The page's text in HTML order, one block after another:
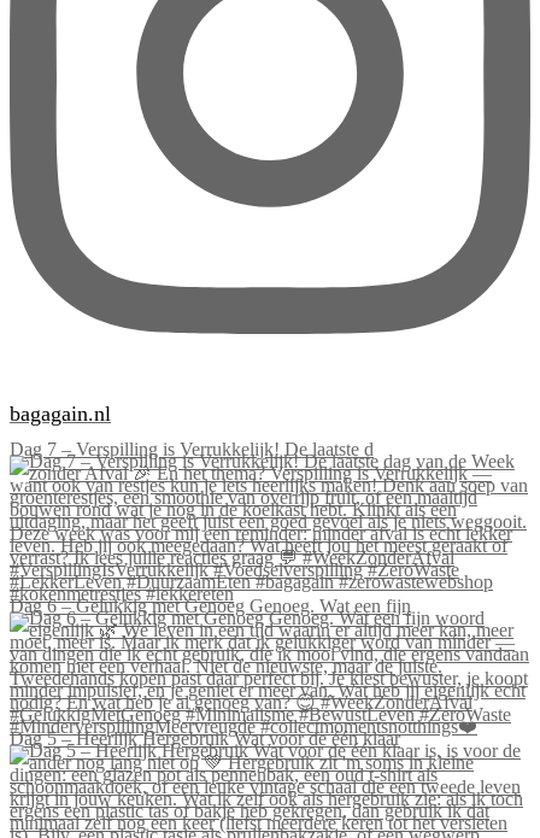
bagagain.nl
Dag 7 – Verspilling is Verrukkelijk! De laatste d
Dag 6 – Gelukkig met Genoeg Genoeg. Wat een fijn
Dag 5 – Heerlijk Hergebruik Wat voor de één klaar